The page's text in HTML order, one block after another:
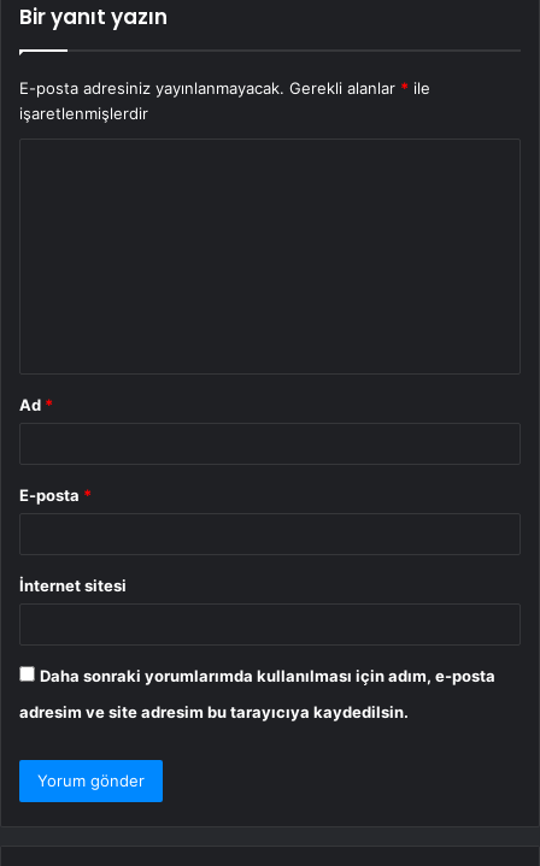
Bir yanıt yazın
E-posta adresiniz yayınlanmayacak. Gerekli alanlar * ile
işaretlenmişlerdir
Ad *
E-posta *
İnternet sitesi
Daha sonraki yorumlarımda kullanılması için adım, e-posta
adresim ve site adresim bu tarayıcıya kaydedilsin.